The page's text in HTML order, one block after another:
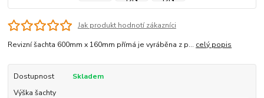
Jak produkt hodnotí zákazníci
Revizní šachta 600mm x 160mm přímá je vyráběna z p... celý popis
Dostupnost
Skladem
Výška šachty